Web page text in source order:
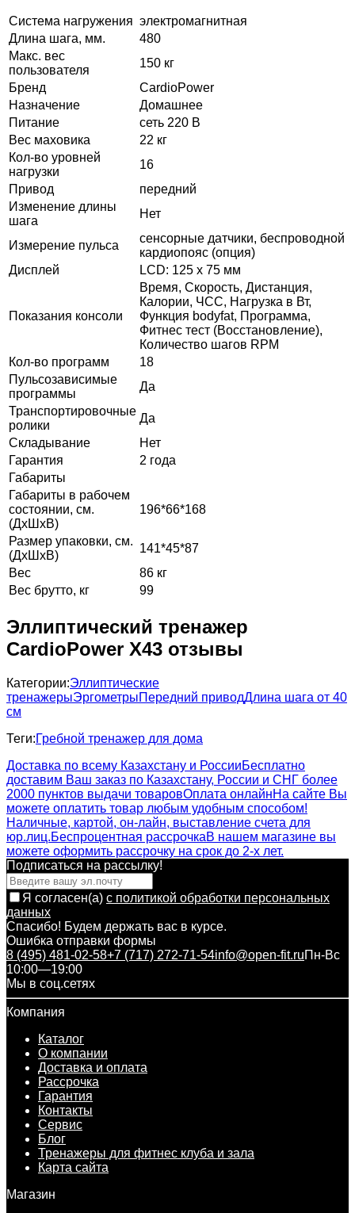
Система нагружения электромагнитная
Длина шага, мм.
480
Макс. вес
пользователя
150 кг
Бренд
CardioPower
Назначение
Домашнее
Питание
сеть 220 В
Вес маховика
22 кг
Кол-во уровней
нагрузки
16
Привод
передний
Изменение длины
шага
Нет
Измерение пульса
сенсорные датчики, беспроводной
кардиопояс (опция)
Дисплей
LCD: 125 x 75 мм
Показания консоли
Время, Скорость, Дистанция,
Калории, ЧСС, Нагрузка в Вт,
Функция bodyfat, Программа,
Фитнес тест (Восстановление),
Количество шагов RPM
Кол-во программ
18
Пульсозависимые
программы
Да
Транспортировочные
ролики
Да
Складывание
Нет
Гарантия
2 года
Габариты
Габариты в рабочем
состоянии, см.
(ДхШхВ)
196*66*168
Размер упаковки, см.
(ДхШхВ)
141*45*87
Вес
86 кг
Вес брутто, кг
99
Эллиптический тренажер
СardioPower X43 отзывы
Категории:Эллиптические
тренажерыЭргометрыПередний приводДлина шага от 40
см
Теги:Гребной тренажер для дома
Доставка по всему Казахстану и РоссииБесплатно
доставим Ваш заказ по Казахстану, России и СНГ более
2000 пунктов выдачи товаровОплата онлайнНа сайте Вы
можете оплатить товар любым удобным способом!
Наличные, картой, он-лайн, выставление счета для
юр.лиц.Беспроцентная рассрочкаВ нашем магазине вы
можете оформить рассрочку на срок до 2-х лет.
Подписаться на рассылкy!
Я согласен(a) с политикой обработки персональных
данных
Спасибо! Будем держать вас в курсе.
Ошибка отправки формы
8 (495) 481-02-58+7 (717) 272-71-54info@open-fit.ruПн-Вс
10:00—19:00
Мы в соц.сетях
Компания
Каталог
О компании
Доставка и оплата
Рассрочка
Гарантия
Контакты
Сервис
Блог
Тренажеры для фитнес клуба и зала
Карта сайта
Магазин